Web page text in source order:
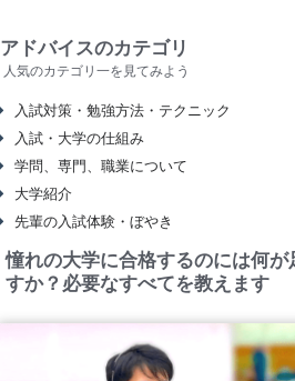
アドバイスのカテゴリ
人気のカテゴリ一を見てみよう
入試対策・勉強方法・テクニック
入試・大学の仕組み
学問、専門、職業について
大学紹介
先輩の入試体験・ぼやき
憧れの大学に合格するのには何が
すか？必要なすべてを教えます